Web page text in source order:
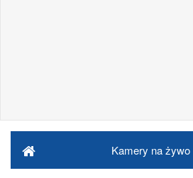
Kamery na żywo